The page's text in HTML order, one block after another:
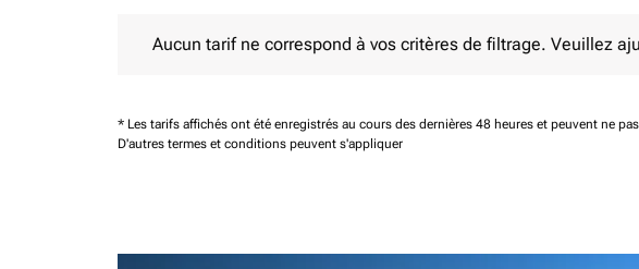
Aucun tarif ne correspond à vos critères de filtrage. Veuillez
* Les tarifs affichés ont été enregistrés au cours des dernières 48 heures et peuvent ne
D'autres termes et conditions peuvent s'appliquer